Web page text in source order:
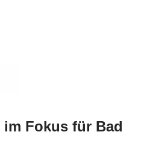
im Fokus für Bad